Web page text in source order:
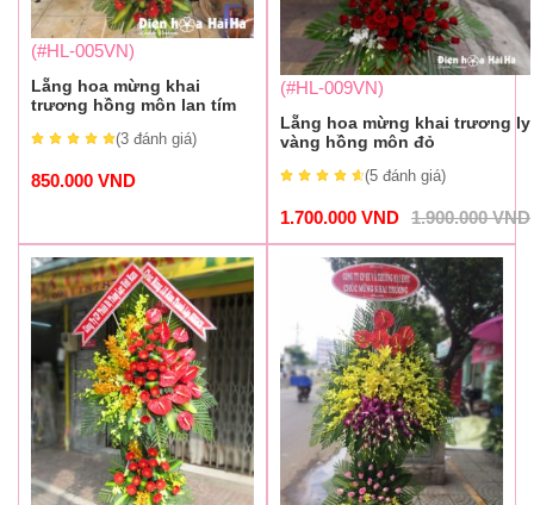
(#HL-005VN)
Lẵng hoa mừng khai
trương hồng môn lan tím
(3 đánh giá)
850.000 VND
(#HL-009VN)
Lẵng hoa mừng khai trương ly
vàng hồng môn đỏ
(5 đánh giá)
1.900.000VND
1.700.000 VND